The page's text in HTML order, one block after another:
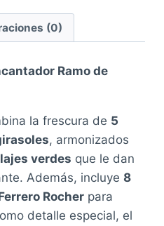
(0)
Ramo de
la frescura de 5
, armonizados
verdes que le dan
Además, incluye 8
Rocher para
detalle especial, el